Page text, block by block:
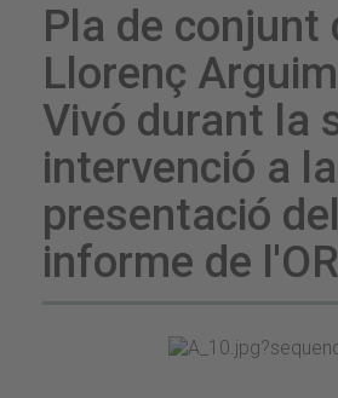
Pla de conjunt
Llorenç
Vivó durant la
intervenció a la
presentació
informe de